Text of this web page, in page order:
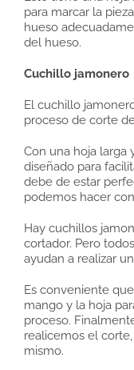
para marcar la
hueso
del hueso.
Cuchillo jamonero
El cuchillo
proceso de corte
Con una hoja larga
diseñado para
debe de estar
podemos hacer
Hay cuchillos
cortador. Pero
ayudan a realizar
Es conveniente
mango y la hoja
proceso.
realicemos el
mismo.